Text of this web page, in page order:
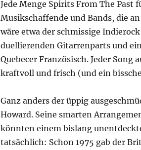
Jede Menge Spirits From The Past
Musikschaffende und Bands, die
wäre etwa der schmissige
duellierenden Gitarrenparts und
Quebecer Französisch. Jeder
kraftvoll und frisch (und ein
Ganz anders der üppig
Howard. Seine smarten
könnten einem bislang
tatsächlich: Schon 1975 gab der